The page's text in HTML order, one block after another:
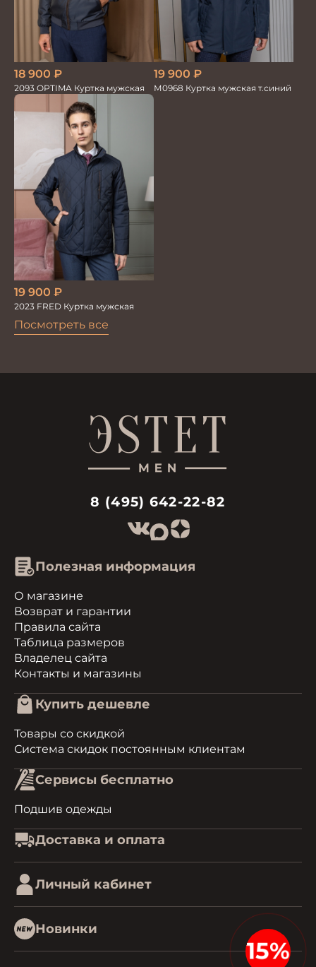
Посмотреть все
18 900 ₽
2093 OPTIMA Куртка мужская
19 900 ₽
М0968 Куртка мужская т.синий
19 900 ₽
2023 FRED Куртка мужская
8 (495) 642-22-82
Полезная информация
О магазине
Возврат и гарантии
Правила сайта
Таблица размеров
Владелец сайта
Контакты и магазины
Купить дешевле
Товары со скидкой
Система скидок постоянным клиентам
Сервисы бесплатно
Подшив одежды
Доставка и оплата
Личный кабинет
Новинки
15%